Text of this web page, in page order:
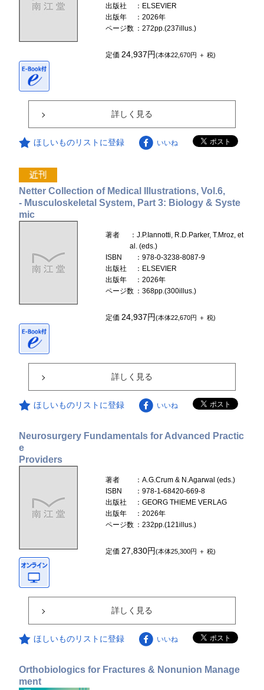
出版社
：ELSEVIER
出版年
：2026年
ページ数 ：272pp.(237illus.)
定価24,937円(本体22,670円 ＋ 税)
詳しく見る
ほしいものリストに登録 いいね
Netter Collection of Medical Illustrations, Vol.6,
- Musculoskeletal System, Part 3: Biology & Syste
mic
著者
：J.P.Iannotti, R.D.Parker, T.Mroz, et
al. (eds.)
ISBN
：978-0-3238-8087-9
出版社
：ELSEVIER
出版年
：2026年
ページ数 ：368pp.(300illus.)
定価24,937円(本体22,670円 ＋ 税)
詳しく見る
ほしいものリストに登録 いいね
Neurosurgery Fundamentals for Advanced Practic
e
Providers
著者
：A.G.Crum & N.Agarwal (eds.)
ISBN
：978-1-68420-669-8
出版社
：GEORG THIEME VERLAG
出版年
：2026年
ページ数 ：232pp.(121illus.)
定価27,830円(本体25,300円 ＋ 税)
詳しく見る
ほしいものリストに登録 いいね
Orthobiologics for Fractures & Nonunion Manage
ment